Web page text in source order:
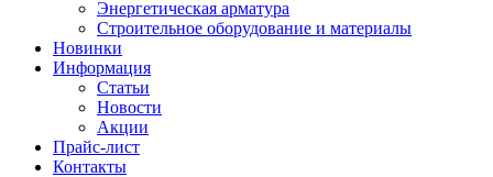
Энергетическая арматура
Строительное оборудование и материалы
Новинки
Информация
Статьи
Новости
Акции
Прайс-лист
Контакты